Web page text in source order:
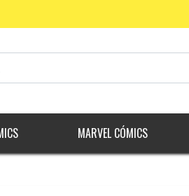
MARVEL CÓMICS